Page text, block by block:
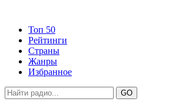
Топ 50
Рейтинги
Страны
Жанры
Избранное
GO